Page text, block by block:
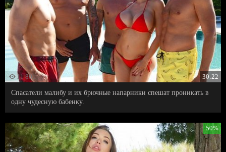
11 801 30:22
Спасатели малибу и их брючные напарники спешат проникать в
одну чудесную бабенку.
50%